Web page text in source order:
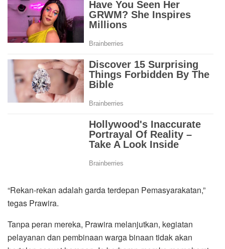
“Rekan-rekan adalah garda terdepan Pemasyarakatan,”
tegas Prawira.
Tanpa peran mereka, Prawira melanjutkan, kegiatan
pelayanan dan pembinaan warga binaan tidak akan